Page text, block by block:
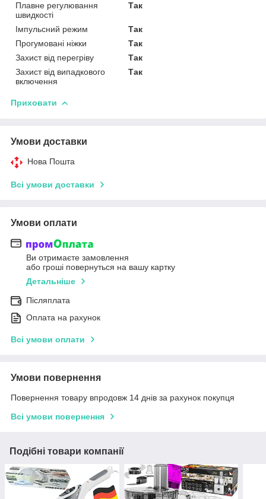
Плавне регулювання
швидкості
Так
Імпульсний режим
Так
Прогумовані ніжки
Так
Захист від перегріву
Так
Захист від випадкового
включення
Так
Приховати
Умови доставки
Нова Пошта
Всі умови доставки
Умови оплати
Ви отримаєте замовлення
або гроші повернуться на вашу картку
Детальніше
Післяплата
Оплата на рахунок
Всі умови оплати
Умови повернення
Повернення товару впродовж 14 днів за рахунок покупця
Всі умови повернення
Подібні товари компанії